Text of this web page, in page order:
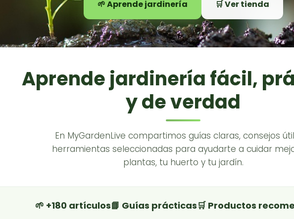
🌱 Aprende jardinería 🛒 Ver tienda
Aprende jardinería fácil,
y de verdad
En MyGardenLive compartimos guías claras, consejos
herramientas seleccionadas para ayudarte a cuidar
plantas, tu huerto y tu jardín.
🌱 +180 artículos📘 Guías prácticas🛒 Productos